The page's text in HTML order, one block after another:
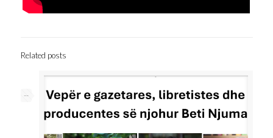
Related posts
--